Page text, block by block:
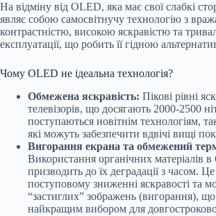
На відміну від OLED, яка має свої слабкі
являє собою самосвітнучу технологію з
контрастністю, високою яскравістю та
експлуатації, що робить її гідною
Чому OLED не ідеальна технологія?
Обмежена яскравість: Пікові рівні
телевізорів, що досягають 2000-2500
поступаються новітнім технологіям,
які можуть забезпечити вдвічі вищі
Вигорання екрана та обмежений
Використання органічних матеріалів
призводить до їх деградації з часом.
поступовому зниженні яскравості та
“застиглих” зображень (вигорання),
найкращим вибором для